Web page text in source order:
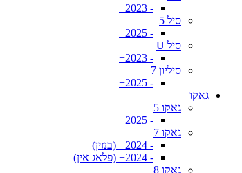
- 2023+
סיל 5
- 2025+
סיל U
- 2023+
סיליון 7
- 2025+
גאקו
גאקו 5
- 2025+
גאקו 7
- 2024+ (בנזין)
- 2024+ (פלאג אין)
גאקו 8